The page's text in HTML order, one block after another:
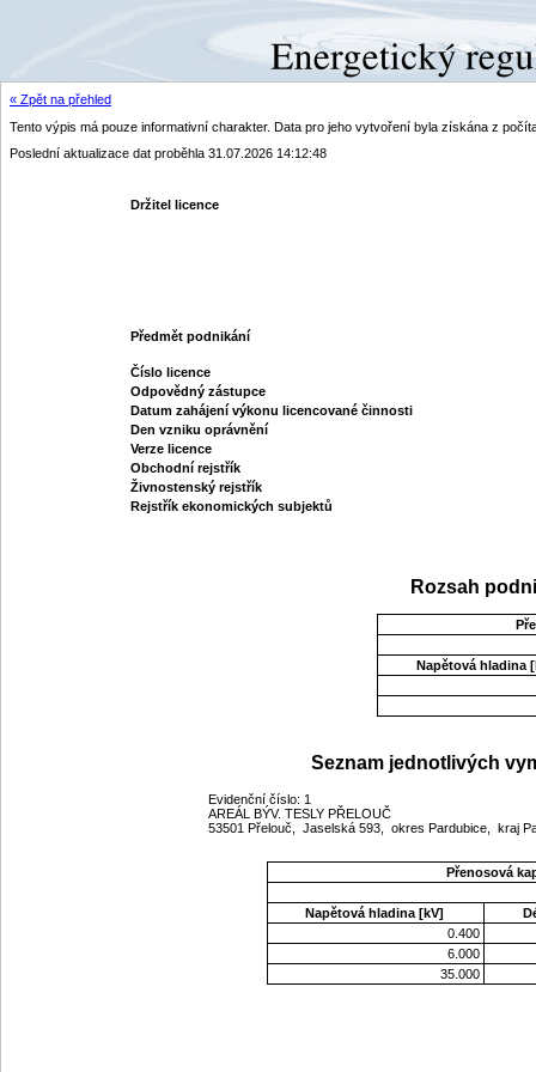
« Zpět na přehled
Tento výpis má pouze informativní charakter. Data pro jeho vytvoření byla získána z
Poslední aktualizace dat proběhla 31.07.2026 14:12:48
Držitel licence
Předmět podnikání
Číslo licence
Odpovědný zástupce
Datum zahájení výkonu licencované činnosti
Den vzniku oprávnění
Verze licence
Obchodní rejstřík
Živnostenský rejstřík
Rejstřík ekonomických subjektů
Rozsah
Napětová hladina
Seznam jednotlivých
Evidenční číslo: 1
AREÁL BÝV. TESLY PŘELOUČ
53501 Přelouč, Jaselská 593, okres Pardubice, kraj
Přenosová
Napětová hladina [kV]
0.400
6.000
35.000